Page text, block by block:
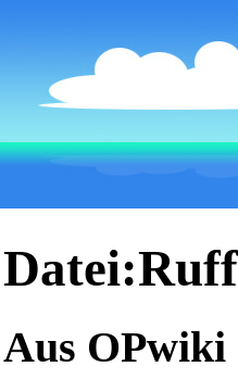
Aus OPwiki